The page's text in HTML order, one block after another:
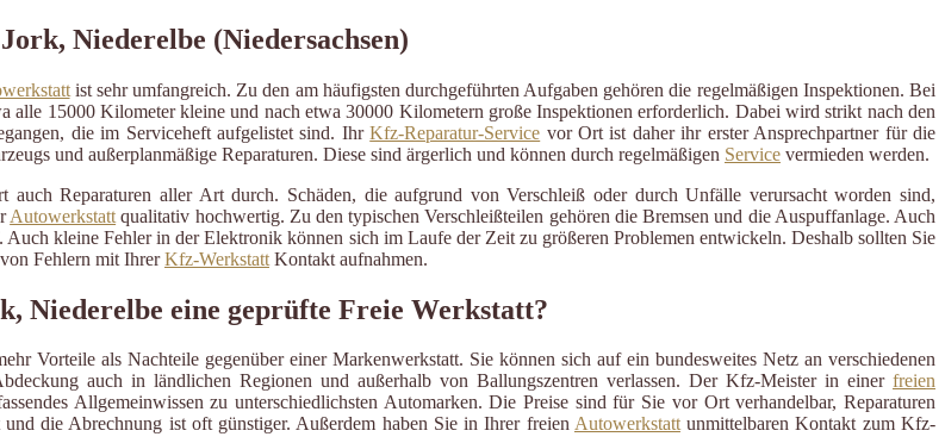
Niederelbe (Niedersachsen)
ist sehr umfangreich. Zu den am häufigsten durchgeführten Aufgaben gehören die regelmäßigen Inspektionen. Bei
alle 15000 Kilometer kleine und nach etwa 30000 Kilometern große Inspektionen erforderlich. Dabei wird strikt nach den
die im Serviceheft aufgelistet sind. IhrKfz-Reparatur-Service vor Ort ist daher ihr erster Ansprechpartner für die
und außerplanmäßige Reparaturen. Diese sind ärgerlich und können durch regelmäßigen Service vermieden werden.
auch Reparaturen aller Art durch. Schäden, die aufgrund von Verschleiß oder durch Unfälle verursacht worden sind,
Autowerkstatt qualitativ hochwertig. Zu den typischen Verschleißteilen gehören die Bremsen und die Auspuffanlage. Auch
kleine Fehler in der Elektronik können sich im Laufe der Zeit zu größeren Problemen entwickeln. Deshalb sollten Sie
Fehlern mit IhrerKfz-Werkstatt Kontakt aufnahmen.
Niederelbe eine geprüfte Freie Werkstatt?
Vorteile als Nachteile gegenüber einer Markenwerkstatt. Sie können sich auf ein bundesweites Netz an verschiedenen
auch in ländlichen Regionen und außerhalb von Ballungszentren verlassen. Der Kfz-Meister in einer freien
Allgemeinwissen zu unterschiedlichsten Automarken. Die Preise sind für Sie vor Ort verhandelbar, Reparaturen
die Abrechnung ist oft günstiger. Außerdem haben Sie in Ihrer freien Autowerkstattunmittelbaren Kontakt zum Kfz-